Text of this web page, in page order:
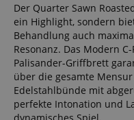
Der Quarter Sawn
ein Highlight, sondern
Behandlung auch
Resonanz. Das Modern
Palisander-Griffbrett
über die gesamte
Edelstahlbünde mit
perfekte Intonation und